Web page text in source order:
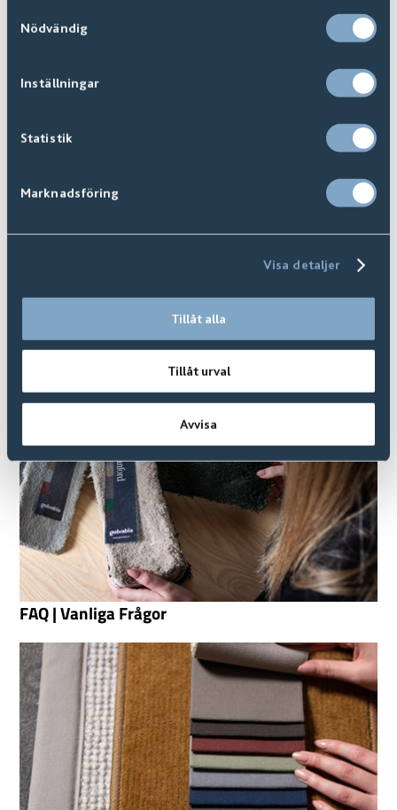
Nödvändig
Inställningar
Statistik
Marknadsföring
Visa detaljer
Tillåt alla
Tillåt urval
Avvisa
Guide | Textilgolv
FAQ | Vanliga Frågor